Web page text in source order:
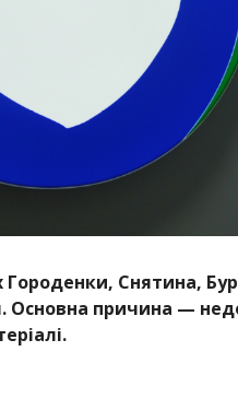
Городенки, Снятина,
причина —